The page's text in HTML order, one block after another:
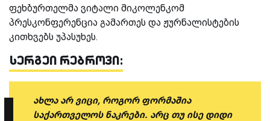
ფეხბურთელმა ვიტალი მიკოლენკომ
პრესკონფერენცია გამართეს და ჟურნალისტების
კითხვებს უპასუხეს.
სერგეი რებროვი:
ახლა არ ვიცი, როგორ ფორმაშია
საქართველოს ნაკრები. არც თუ ისე დიდი